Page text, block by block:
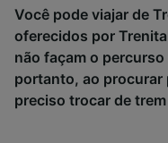
Você pode viajar de
oferecidos por
não façam o
portanto, ao procurar
preciso trocar de